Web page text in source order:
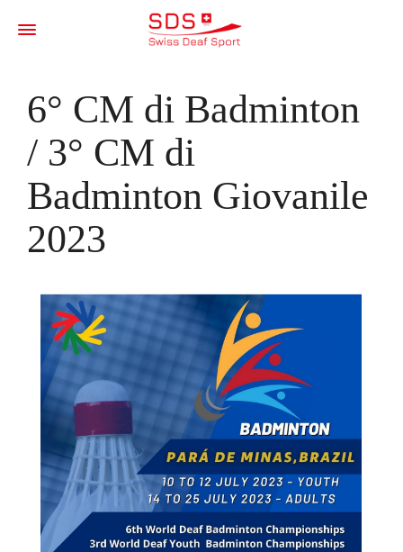
6° CM di Badminton
/ 3° CM di
Badminton Giovanile
2023